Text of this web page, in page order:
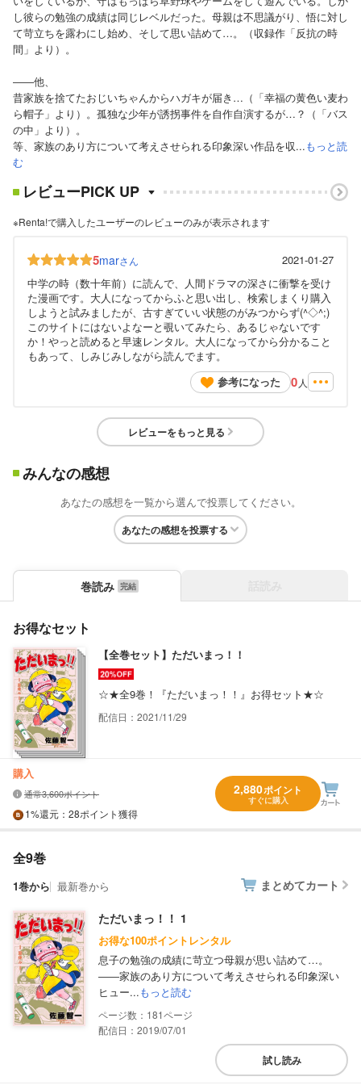
し彼らの勉強の成績は同じレベルだった。母親は不思議がり、悟に対し
て苛立ちを露わにし始め、そして思い詰めて…。（収録作「反抗の時
間」より）。
――他、
昔家族を捨てたおじいちゃんからハガキが届き…（「幸福の黄色い麦わ
ら帽子」より）。孤独な少年が誘拐事件を自作自演するが…？（「バス
の中」より）。
等、家族のあり方について考えさせられる印象深い作品を収...もっと読
む
レビューPICK UP
※Renta!で購入したユーザーのレビューのみが表示されます
5marさん
2021-01-27
中学の時（数十年前）に読んで、人間ドラマの深さに衝撃を受け
た漫画です。大人になってからふと思い出し、検索しまくり購入
しようと試みましたが、古すぎていい状態のがみつからず(^◇^;)
このサイトにはないよなーと覗いてみたら、あるじゃないです
か！やっと読めると早速レンタル。大人になってから分かること
もあって、しみじみしながら読んでます。
参考になった
0 人
レビューをもっと見る
みんなの感想
あなたの感想を一覧から選んで投票してください。
あなたの感想を投票する
巻読み
お得なセット
【全巻セット】ただいまっ！！
☆★全9巻！『ただいまっ！！』お得セット★☆
配信日：2021/11/29
購入
通常3,600ポイント
1%還元 ：28ポイント獲得
2,880ポイント
すぐに購入
全9巻
1巻から 最新巻から まとめてカート
ただいまっ！！ 1
お得な100ポイントレンタル
息子の勉強の成績に苛立つ母親が思い詰めて…。
――家族のあり方について考えさせられる印象深い
ヒュー...もっと読む
181
配信日：2019/07/01
試し読み